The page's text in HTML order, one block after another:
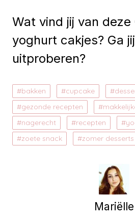
Wat vind jij van deze
yoghurt cakjes? Ga
uitproberen?
bakken cupcake
gezonde recepten
nagerecht
recepten
zoete snack
zomer desserts
Mariëlle